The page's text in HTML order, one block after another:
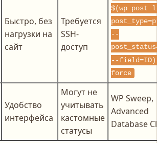
Быстро, без
нагрузки на
сайт
Требуется
SSH-
доступ
$(wp
--
--
force
Удобство
интерфейса
Могут не
учитывать
кастомные
статусы
WP Sweep,
Advanced
Database